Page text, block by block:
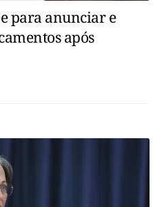
para anunciar e
após